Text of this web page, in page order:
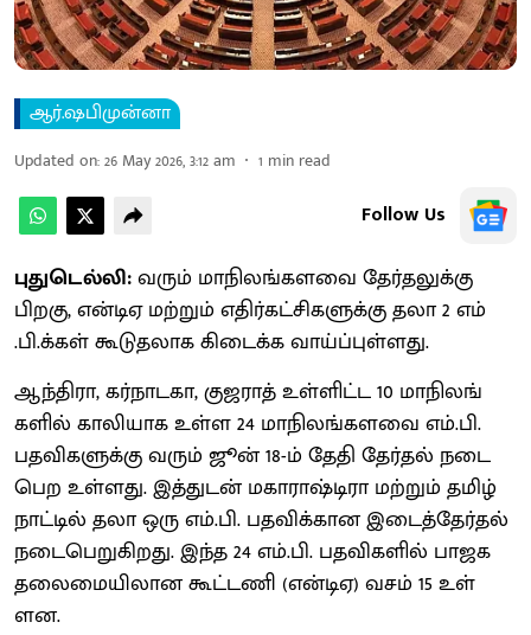
ஆர்.ஷபிமுன்னா
Updated on:26 May 2026, 3:12 am 1 min read
Follow Us
புதுடெல்லி:​வரும் மாநிலங்​களவை தேர்​தலுக்கு
பிறகு, என்​டிஏ மற்றும் எதிர்​கட்​சிகளுக்கு தலா 2 எம்​
.பி.க்​கள் கூடு​தலாக கிடைக்க வாய்ப்​புள்​ளது.
ஆந்​தி​ரா, கர்​நாட​கா, குஜ​ராத் உள்​ளிட்ட 10 மாநிலங்​
களில் காலியாக உள்ள 24 மாநிலங்​களவை எம்​.பி.
பதவி​களுக்கு வரும் ஜூன் 18-ம் தேதி தேர்​தல் நடை​
பெற உள்​ளது. இத்​துடன் மகாராஷ்டிரா மற்​றும் தமிழ்​
நாட்​டில் தலா ஒரு எம்​.பி. பதவிக்கான இடைத்​தேர்​தல்
நடை​பெறுகிறது. இந்த 24 எம்​.பி. பதவி​களில் பாஜக
தலைமையிலான கூட்டணி (என்​டிஏ) வசம் 15 உள்​
ளன.